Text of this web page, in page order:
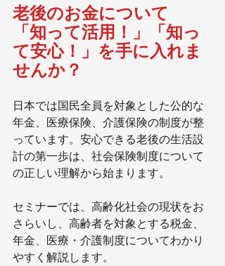
老後のお金について
「知って活用！」「知っ
て安心！」を手に入れま
せんか？
日本では国民全員を対象とした公的な
年金、医療保険、介護保険の制度が整
っています。安心できる老後の生活設
計の第一歩は、社会保険制度について
の正しい理解から始まります。
セミナーでは、高齢化社会の現状をお
さらいし、高齢者を対象とする税金、
年金、医療・介護制度についてわかり
やすく解説します。